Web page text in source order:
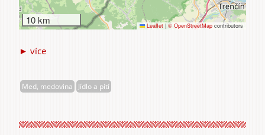
10 km Leaflet | © OpenStreetMap contributors
► více
Med, medovina Jídlo a pití